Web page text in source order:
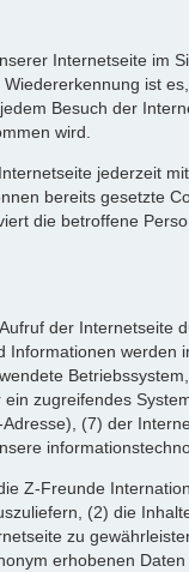
Internetseite im
ist
Besuch der
wird.
jederzeit
bereits gesetzte
die betroffene
der
zugreifendes
(7) der
Z-Freunde
(2) die
zu
erhobenen